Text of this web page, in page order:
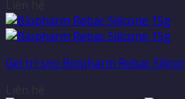
Gel trị sẹo Biopharm Rebac